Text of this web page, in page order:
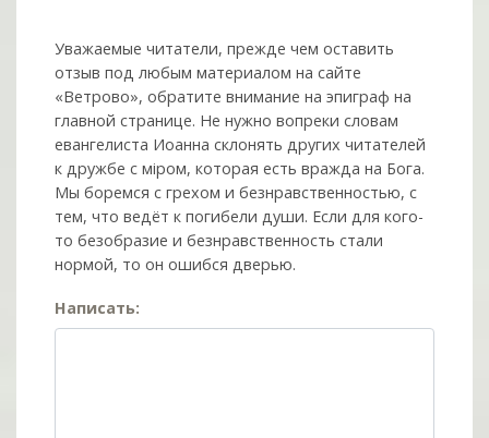
Уважаемые читатели, прежде чем оставить
отзыв под любым материалом на сайте
«Ветрово», обратите внимание на эпиграф на
главной странице. Не нужно вопреки словам
евангелиста Иоанна склонять других читателей
к дружбе с мiром, которая есть вражда на Бога.
Мы боремся с грехом и без­нрав­ствен­ностью, с
тем, что ведёт к погибели души. Если для кого-
то безобразие и безнравственность стали
нормой, то он ошибся дверью.
Написать: